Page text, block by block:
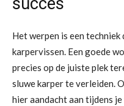
Het werpen is een
karpervissen. Een goede
precies op de juiste plek
sluwe karper te verleiden.
hier aandacht aan tijdens